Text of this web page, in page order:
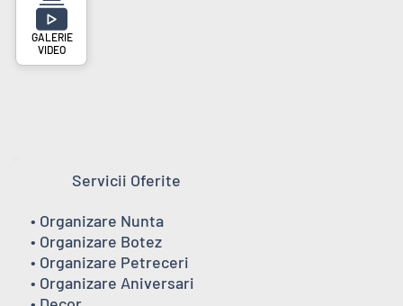
VIDEO
Servicii Oferite
• Organizare Nunta
• Organizare Botez
• Organizare Petreceri
• Organizare Aniversari